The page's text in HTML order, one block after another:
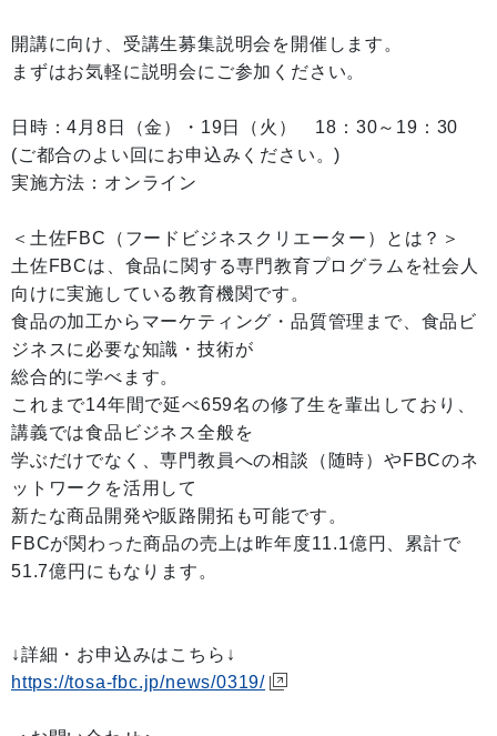
開講に向け、受講生募集説明会を開催します。
まずはお気軽に説明会にご参加ください。
日時：4月8日（金）・19日（火） 18：30～19：30
(ご都合のよい回にお申込みください。)
実施方法：オンライン
＜土佐FBC（フードビジネスクリエーター）とは？＞
土佐FBCは、食品に関する専門教育プログラムを社会人
向けに実施している教育機関です。
食品の加工からマーケティング・品質管理まで、食品ビ
ジネスに必要な知識・技術が
総合的に学べます。
これまで14年間で延べ659名の修了生を輩出しており、
講義では食品ビジネス全般を
学ぶだけでなく、専門教員への相談（随時）やFBCのネ
ットワークを活用して
新たな商品開発や販路開拓も可能です。
FBCが関わった商品の売上は昨年度11.1億円、累計で
51.7億円にもなります。
↓詳細・お申込みはこちら↓
https://tosa-fbc.jp/news/0319/